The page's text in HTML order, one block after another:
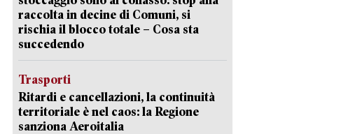
raccolta in decine di Comuni, si
rischia il blocco totale – Cosa sta
succedendo
Trasporti
Ritardi e cancellazioni, la continuità
territoriale è nel caos: la Regione
sanziona Aeroitalia